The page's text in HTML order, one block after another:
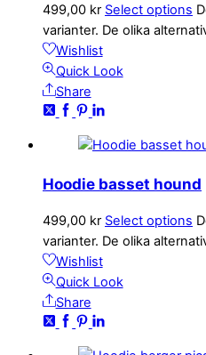
499,00 kr Select options
varianter. De olika
Wishlist
Quick Look
Share
Hoodie basset hound
499,00 kr Select options
varianter. De olika
Wishlist
Quick Look
Share